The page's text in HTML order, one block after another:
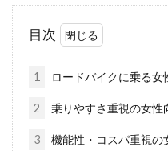
サイコ
有名で
自転
目次
1 ロードバイクに乗る女
2 乗りやすさ重視の女性
3 機能性・コスパ重視の